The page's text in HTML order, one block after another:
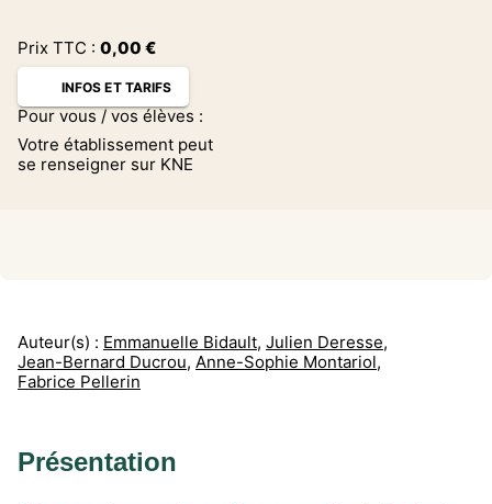
Prix TTC : 0,00 €
INFOS ET TARIFS
Pour vous / vos élèves :
Votre établissement peut
se renseigner sur KNE
Auteur(s) : Emmanuelle Bidault, Julien Deresse,
Jean-Bernard Ducrou, Anne-Sophie Montariol,
Fabrice Pellerin
Présentation